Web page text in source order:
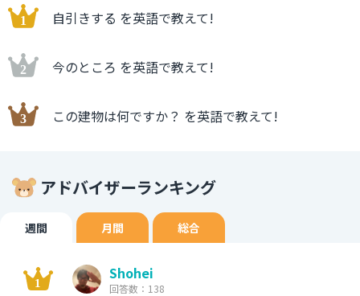
自引きする を英語で教えて!
今のところ を英語で教えて!
この建物は何ですか？ を英語で教えて!
アドバイザーランキング
週間 月間 総合
Shohei
回答数：138